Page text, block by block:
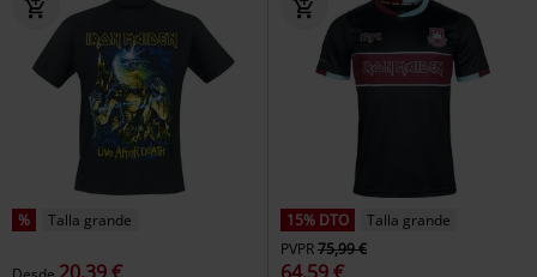
% Talla grande
20,39 €
15% DTO
Talla grande
PVPR75,99 €
64,59 €